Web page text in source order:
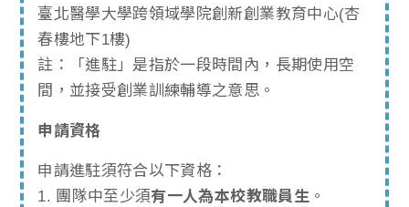
臺北醫學大學跨領域學院創新創業教育中心(杏
春樓地下1樓)
註：「進駐」是指於一段時間內，長期使用空
間，並接受創業訓練輔導之意思。
申請資格
申請進駐須符合以下資格：
1. 團隊中至少須有一人為本校教職員生。